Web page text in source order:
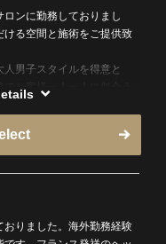
ンに勤務しておりまし
る空間と施術をご提供致
男子スタイルを得意と
お客様一人一人に似合う
い。
気分転換や日々の疲れを
。皆様のご来店を心より
りました。海外勤務経験